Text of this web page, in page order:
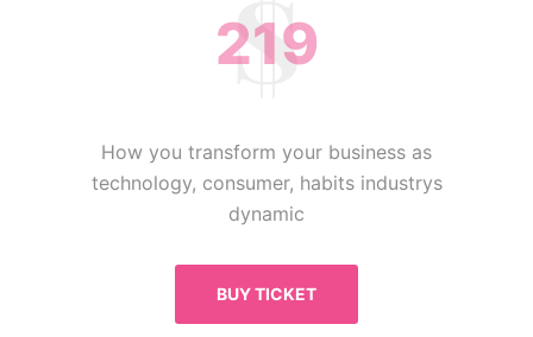
219
How you transform your business as
technology, consumer, habits industrys
dynamic
BUY TICKET